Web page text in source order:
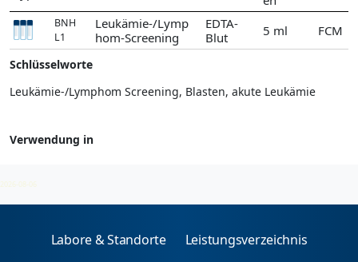
BNH
L1
Leukämie-/Lymp
hom-Screening
EDTA-
Blut
5 ml FCM
Schlüsselworte
Leukämie-/Lymphom Screening, Blasten, akute Leukämie
Verwendung in
2026-08-06
Labore & Standorte Leistungsverzeichnis